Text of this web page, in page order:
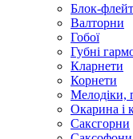
Блок-
Валторни
Гобої
Губні
Кларнети
Корнети
Мелодіки,
Окарина і
Саксгорни